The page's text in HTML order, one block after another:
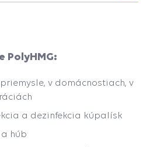
do
PolyHMG:
v domácnostiach, v
a dezinfekcia kúpalísk
húb